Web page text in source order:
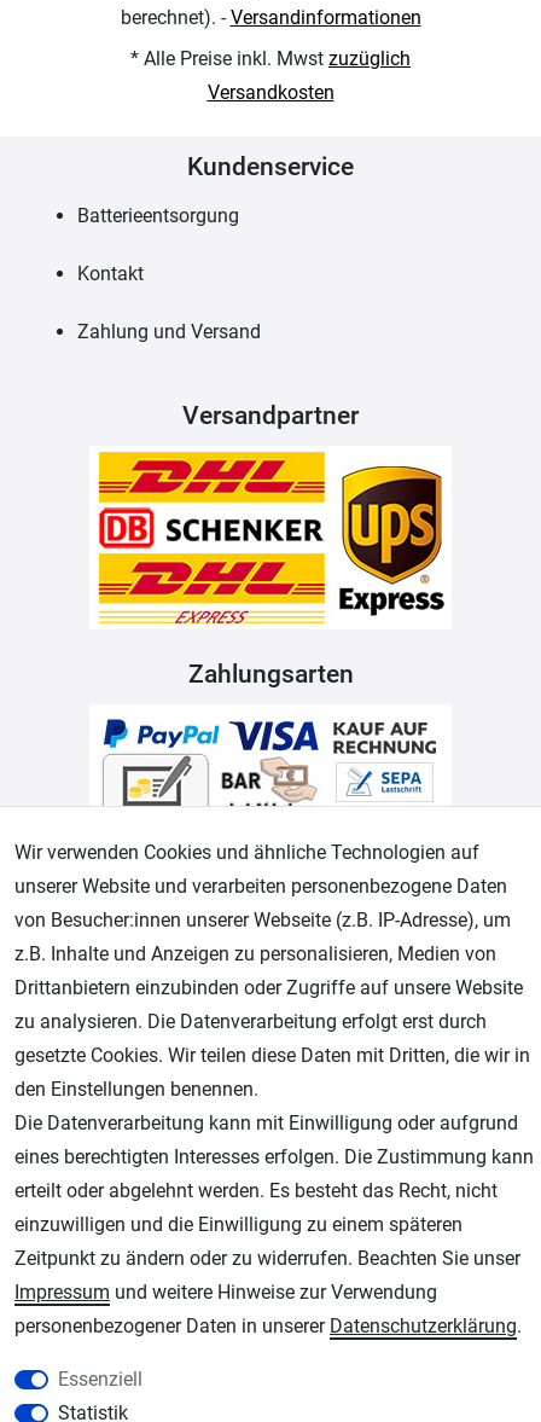
berechnet). -Versandinformationen
* Alle Preise inkl. Mwst zuzüglich
Versandkosten
Kundenservice
Batterieentsorgung
Kontakt
Zahlung und Versand
Versandpartner
Zahlungsarten
Geprüfter Shop
AGB Widerrufsrecht Datenschutz Impressum
Unsere weiteren Shops:
Schmincke-City.de
Plotter-City.com
Wir verwenden Cookies und ähnliche Technologien auf
unserer Website und verarbeiten personenbezogene Daten
von Besucher:innen unserer Webseite (z.B. IP-Adresse), um
z.B. Inhalte und Anzeigen zu personalisieren, Medien von
Drittanbietern einzubinden oder Zugriffe auf unsere Website
zu analysieren. Die Datenverarbeitung erfolgt erst durch
gesetzte Cookies. Wir teilen diese Daten mit Dritten, die wir in
den Einstellungen benennen.
Die Datenverarbeitung kann mit Einwilligung oder aufgrund
eines berechtigten Interesses erfolgen. Die Zustimmung kann
erteilt oder abgelehnt werden. Es besteht das Recht, nicht
einzuwilligen und die Einwilligung zu einem späteren
Zeitpunkt zu ändern oder zu widerrufen. Beachten Sie unser
Impressum und weitere Hinweise zur Verwendung
personenbezogener Daten in unserer Daten­schutz­erklärung.
Essenziell
Statistik